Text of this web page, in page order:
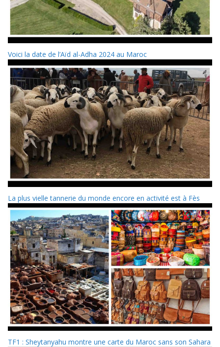
Voici la date de l’Aïd al-Adha 2024 au Maroc
La plus vielle tannerie du monde encore en activité est à Fès
TF1 : Sheytanyahu montre une carte du Maroc sans son Sahara